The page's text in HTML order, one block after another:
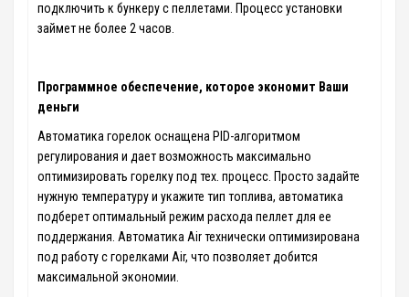
подключить к бункеру с пеллетами. Процесс установки
займет не более 2 часов.
Программное обеспечение, которое экономит Ваши
деньги
Автоматика горелок оснащена PID-алгоритмом
регулирования и дает возможность максимально
оптимизировать горелку под тех. процесс. Просто задайте
нужную температуру и укажите тип топлива, автоматика
подберет оптимальный режим расхода пеллет для ее
поддержания. Автоматика Air технически оптимизирована
под работу с горелками Air, что позволяет добится
максимальной экономии.